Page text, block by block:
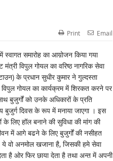
Print Email
स्वागत समारोह का आय़ोजन किया गया
विपुल गोयल का वरिष्ठ नागरिक सेवा
के प्रधान सुधीर कुमार ने गुल्दस्ता
गोयल का कार्यक्रम में शिरकत करने पर
बुजुर्गों को उनके अधिकारों के प्रति
दिवस के रूप में मनाया जाएगा । इस
लिए हॉल बनाने की सुविधा की मांग की
में आगे बढने के लिए बुजुर्गों की नसीहत
वो अनमोल खजाना है, जिसकी हमे सेवा
है ओर फिर छाया देता है तथा अन्त में अपनी